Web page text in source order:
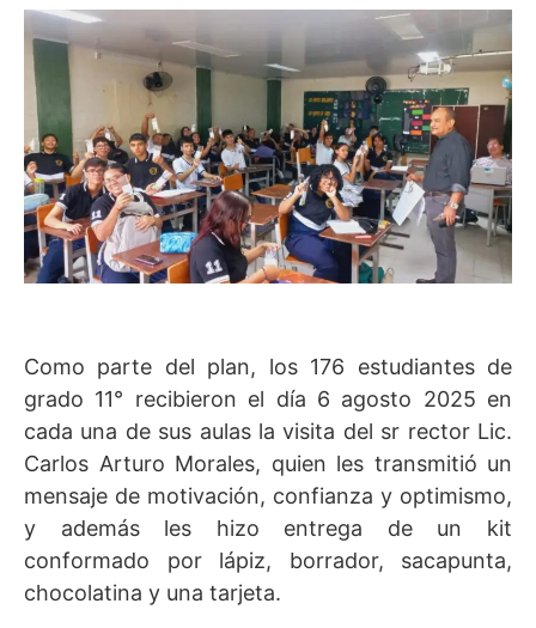
Como parte del plan, los 176 estudiantes de
grado 11° recibieron el día 6 agosto 2025 en
cada una de sus aulas la visita del sr rector Lic.
Carlos Arturo Morales, quien les transmitió un
mensaje de motivación, confianza y optimismo,
y además les hizo entrega de un kit
conformado por lápiz, borrador, sacapunta,
chocolatina y una tarjeta.